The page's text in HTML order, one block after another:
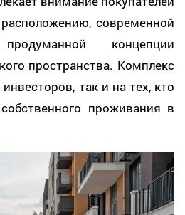
современной
концепции
пространства. Комплекс
так и на тех, кто
проживания в